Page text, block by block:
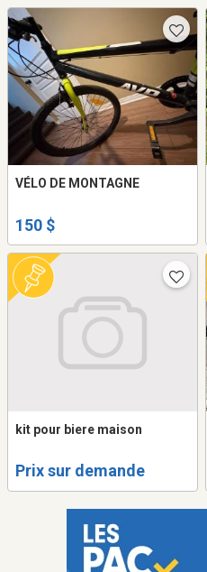
VÉLO DE MONTAGNE
150 $
kit pour biere maison
Prix sur demande